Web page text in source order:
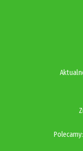
Polecamy: